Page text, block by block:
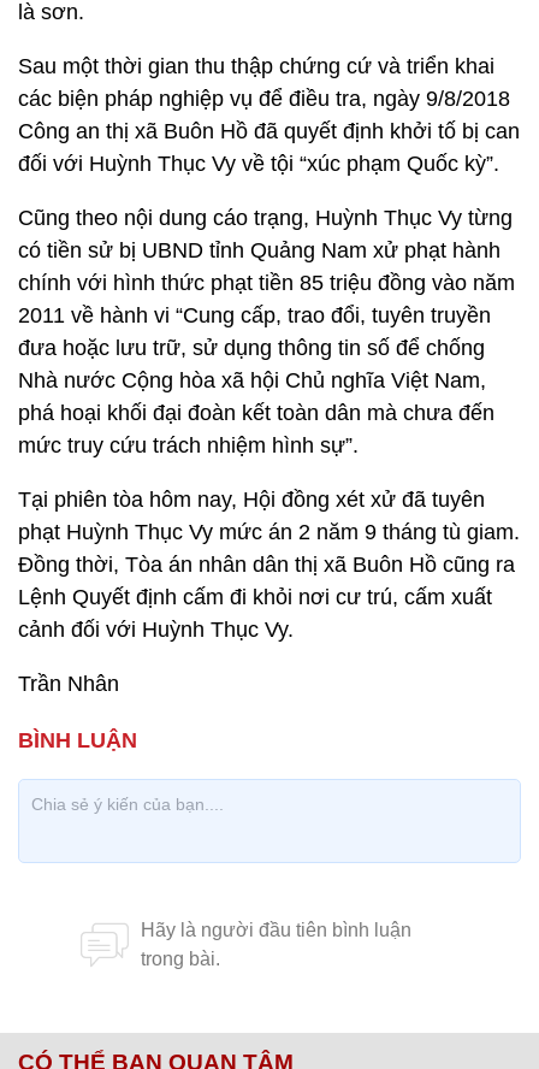
là sơn.
Sau một thời gian thu thập chứng cứ và triển khai
các biện pháp nghiệp vụ để điều tra, ngày 9/8/2018
Công an thị xã Buôn Hồ đã quyết định khởi tố bị can
đối với Huỳnh Thục Vy về tội “xúc phạm Quốc kỳ”.
Cũng theo nội dung cáo trạng, Huỳnh Thục Vy từng
có tiền sử bị UBND tỉnh Quảng Nam xử phạt hành
chính với hình thức phạt tiền 85 triệu đồng vào năm
2011 về hành vi “Cung cấp, trao đổi, tuyên truyền
đưa hoặc lưu trữ, sử dụng thông tin số để chống
Nhà nước Cộng hòa xã hội Chủ nghĩa Việt Nam,
phá hoại khối đại đoàn kết toàn dân mà chưa đến
mức truy cứu trách nhiệm hình sự”.
Tại phiên tòa hôm nay, Hội đồng xét xử đã tuyên
phạt Huỳnh Thục Vy mức án 2 năm 9 tháng tù giam.
Đồng thời, Tòa án nhân dân thị xã Buôn Hồ cũng ra
Lệnh Quyết định cấm đi khỏi nơi cư trú, cấm xuất
cảnh đối với Huỳnh Thục Vy.
Trần Nhân
CÓ THỂ BẠN QUAN TÂM